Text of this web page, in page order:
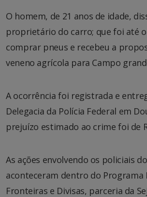
O homem, de 21 anos de idade,
proprietário do carro; que foi até
comprar pneus e recebeu a
veneno agrícola para Campo
A ocorrência foi registrada e
Delegacia da Polícia Federal em
prejuízo estimado ao crime foi de
As ações envolvendo os policiais
aconteceram dentro do Programa
Fronteiras e Divisas, parceria da